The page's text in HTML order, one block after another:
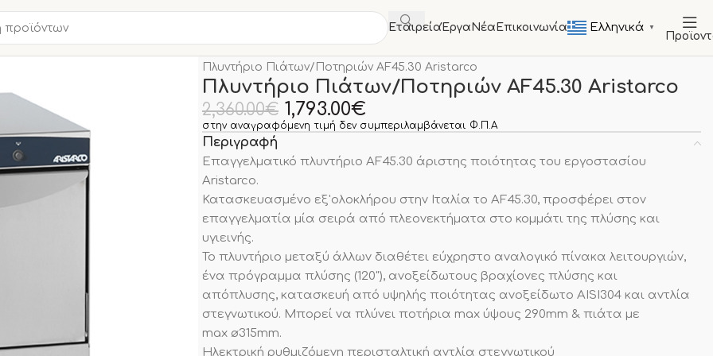
Εταιρεία Έργα Νέα Επικοινωνία Ελληνικά ▼
Πλυντήριο Πιάτων/Ποτηριών AF45.30 Aristarco
Πλυντήριο Πιάτων/Ποτηριών AF45.30 Aristarco
2,360.00€ 1,793.00€
στην αναγραφόμενη τιμή δεν συμπεριλαμβάνεται Φ.Π.Α
Περιγραφή
Επαγγελματικό πλυντήριο AF45.30 άριστης ποιότητας του εργοστασίου
Aristarco.
Κατασκευασμένο εξ'ολοκλήρου στην Ιταλία το AF45.30, προσφέρει στον
επαγγελματία μία σειρά από πλεονεκτήματα στο κομμάτι της πλύσης και
υγιεινής.
Το πλυντήριο μεταξύ άλλων διαθέτει εύχρηστο αναλογικό πίνακα λειτουργιών,
ένα πρόγραμμα πλύσης (120"), ανοξείδωτους βραχίονες πλύσης και
απόπλυσης, κατασκευή από υψηλής ποιότητας ανοξείδωτο AISI304 και αντλία
στεγνωτικού. Μπορεί να πλύνει ποτήρια max ύψους 290mm & πιάτα με
max ø315mm.
Ηλεκτρική ρυθμιζόμενη περισταλτική αντλία στεγνωτικού